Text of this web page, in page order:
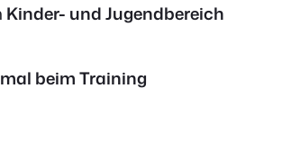
Kinder- und Jugendbereich
beim Training